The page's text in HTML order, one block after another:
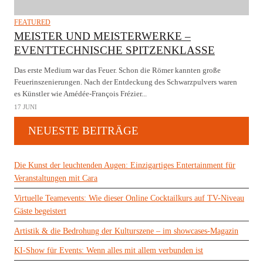
FEATURED
MEISTER UND MEISTERWERKE –
EVENTTECHNISCHE SPITZENKLASSE
Das erste Medium war das Feuer. Schon die Römer kannten große
Feuerinszenierungen. Nach der Entdeckung des Schwarzpulvers waren
es Künstler wie Amédée-François Frézier...
17 JUNI
NEUESTE BEITRÄGE
Die Kunst der leuchtenden Augen: Einzigartiges Entertainment für
Veranstaltungen mit Cara
Virtuelle Teamevents: Wie dieser Online Cocktailkurs auf TV-Niveau
Gäste begeistert
Artistik & die Bedrohung der Kulturszene – im showcases-Magazin
KI-Show für Events: Wenn alles mit allem verbunden ist